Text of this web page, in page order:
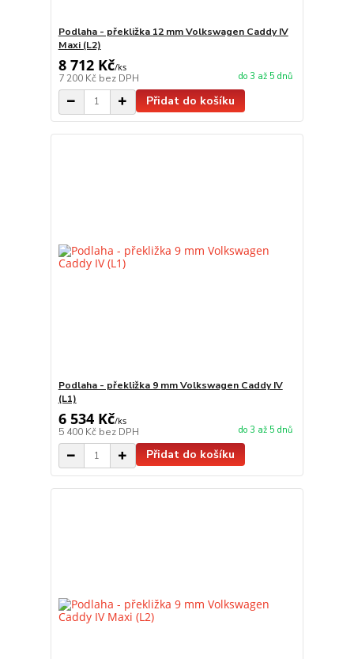
Podlaha - překližka 12 mm Volkswagen Caddy IV
Maxi (L2)
8 712 Kč/ks
7 200 Kč bez DPH do 3 až 5 dnů
Přidat do košíku
Podlaha - překližka 9 mm Volkswagen Caddy IV
(L1)
6 534 Kč/ks
5 400 Kč bez DPH do 3 až 5 dnů
Přidat do košíku